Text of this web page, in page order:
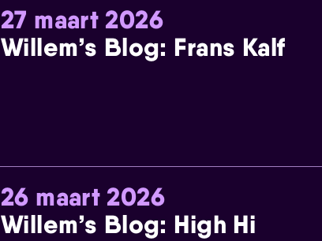
27 maart 2026
Willem’s Blog: Frans Kalf
26 maart 2026
Willem’s Blog: High Hi